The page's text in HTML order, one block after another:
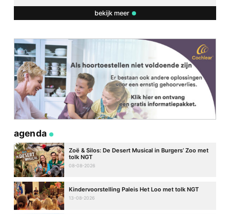
bekijk meer
agenda
Zoë & Silos: De Desert Musical in Burgers’ Zoo met
tolk NGT
08-08-2026
Kindervoorstelling Paleis Het Loo met tolk NGT
13-08-2026